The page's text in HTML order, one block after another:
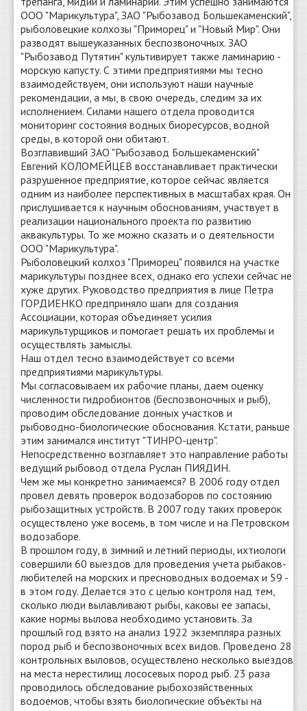
ООО "Марикультура", ЗАО "Рыбозавод Большекаменский",
рыболовецкие колхозы "Приморец" и "Новый Мир". Они
разводят вышеуказанных беспозвоночных. ЗАО
"Рыбозавод Путятин" культивирует также ламинарию -
морскую капусту. С этими предприятиями мы тесно
взаимодействуем, они используют наши научные
рекомендации, а мы, в свою очередь, следим за их
исполнением. Силами нашего отдела проводится
мониторинг состояния водных биоресурсов, водной
среды, в которой они обитают.
Возглавивший ЗАО "Рыбозавод Большекаменский"
Евгений КОЛОМЕЙЦЕВ восстанавливает практически
разрушенное предприятие, которое сейчас является
одним из наиболее перспективных в масштабах края. Он
прислушивается к научным обоснованиям, участвует в
реализации национального проекта по развитию
аквакультуры. То же можно сказать и о деятельности
ООО "Марикультура".
Рыболовецкий колхоз "Приморец" появился на участке
марикультуры позднее всех, однако его успехи сейчас не
хуже других. Руководство предприятия в лице Петра
ГОРДИЕНКО предприняло шаги для создания
Ассоциации, которая объединяет усилия
марикультурщиков и помогает решать их проблемы и
осуществлять замыслы.
Наш отдел тесно взаимодействует со всеми
предприятиями марикультуры.
Мы согласовываем их рабочие планы, даем оценку
численности гидробионтов (беспозвоночных и рыб),
проводим обследование донных участков и
рыбоводно-биологические обоснования. Кстати, раньше
этим занимался институт "ТИНРО-центр".
Непосредственно возглавляет это направление работы
ведущий рыбовод отдела Руслан ПИЯДИН.
Чем же мы конкретно занимаемся? В 2006 году отдел
провел девять проверок водозаборов по состоянию
рыбозащитных устройств. В 2007 году таких проверок
осуществлено уже восемь, в том числе и на Петровском
водозаборе.
В прошлом году, в зимний и летний периоды, ихтиологи
совершили 60 выездов для проведения учета рыбаков-
любителей на морских и пресноводных водоемах и 59 -
в этом году. Делается это с целью контроля над тем,
сколько люди вылавливают рыбы, каковы ее запасы,
какие нормы вылова необходимо установить. За
прошлый год взято на анализ 1922 экземпляра разных
пород рыб и беспозвоночных всех видов. Проведено 28
контрольных выловов, осуществлено несколько выездов
на места нерестилищ лососевых пород рыб. 23 раза
проводилось обследование рыбохозяйственных
водоемов, чтобы взять биологические объекты на